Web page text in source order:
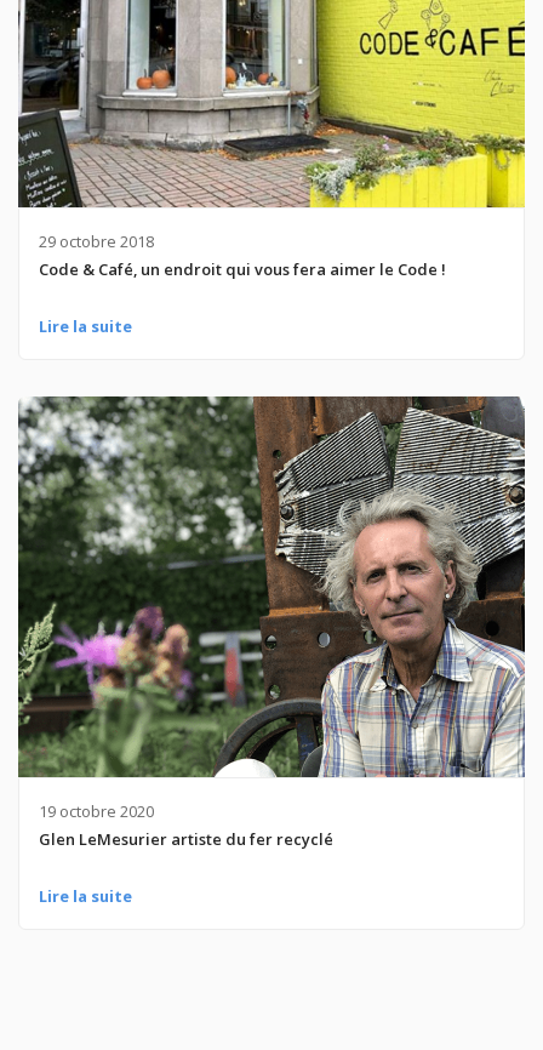
29 octobre 2018
Code & Café, un endroit qui vous fera aimer le Code !
Lire la suite
19 octobre 2020
Glen LeMesurier artiste du fer recyclé
Lire la suite